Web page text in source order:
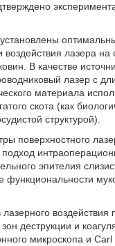
лазера на
В качестве
лазер с
материала
скота (как
структурой).
поверхностного
подход
эпителия
функциональности
воздействия
деструкции и
микроскопа и Carl